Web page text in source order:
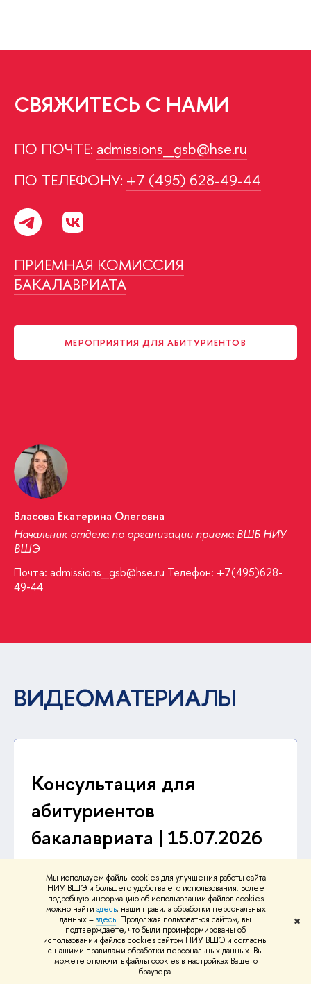
Мы используем файлы cookies для улучшения работы сайта
НИУ ВШЭ и большего удобства его использования. Более
подробную информацию об использовании файлов cookies
можно найти здесь, наши правила обработки персональных
данных –здесь. Продолжая пользоваться сайтом, вы
подтверждаете, что были проинформированы об
использовании файлов cookies сайтом НИУ ВШЭ и согласны
с нашими правилами обработки персональных данных. Вы
можете отключить файлы cookies в настройках Вашего
браузера.
✖
СВЯЖИТЕСЬ С НАМИ
ПО ПОЧТЕ: admissions_gsb@hse.ru
ПО ТЕЛЕФОНУ: +7 (495) 628-49-44
ПРИЕМНАЯ КОМИССИЯ
БАКАЛАВРИАТА
МЕРОПРИЯТИЯ ДЛЯ АБИТУРИЕНТОВ
Власова Екатерина Олеговна
Начальник отдела по организации приема ВШБ НИУ
ВШЭ
Почта: admissions_gsb@hse.ru Телефон: +7(495)628-
49-44
ВИДЕОМАТЕРИАЛЫ
Консультация для
абитуриентов
бакалавриата | 15.07.2026